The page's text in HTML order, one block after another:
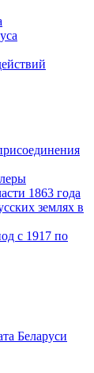
1863 года
землях в
с 1917 по
Беларуси